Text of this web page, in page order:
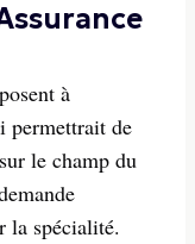
à
permettrait de
le champ du
la spécialité.